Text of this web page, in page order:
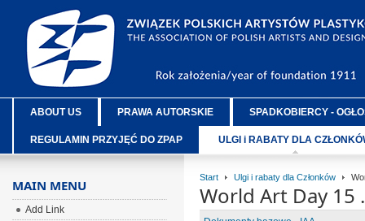
ABOUT US PRAWA AUTORSKIE SPADKOBIERCY -
REGULAMIN PRZYJĘĆ DO ZPAP ULGI i RABATY DLA
Start Ulgi i rabaty dla Członków
World Art Day 15
MAIN MENU
Add Link